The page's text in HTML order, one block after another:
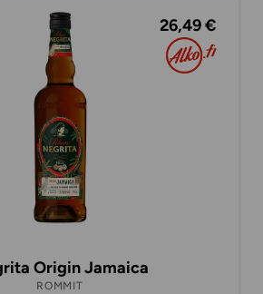
26,49 €
Origin Jamaica
ROMMIT